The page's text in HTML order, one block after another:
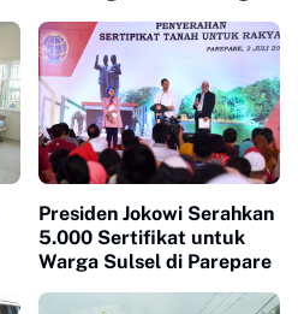
Presiden Jokowi Serahkan
5.000 Sertifikat untuk
Warga Sulsel di Parepare